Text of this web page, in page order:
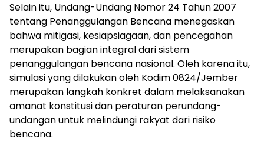
Selain itu, Undang-Undang Nomor 24 Tahun 2007
tentang Penanggulangan Bencana menegaskan
bahwa mitigasi, kesiapsiagaan, dan pencegahan
merupakan bagian integral dari sistem
penanggulangan bencana nasional. Oleh karena itu,
simulasi yang dilakukan oleh Kodim 0824/Jember
merupakan langkah konkret dalam melaksanakan
amanat konstitusi dan peraturan perundang-
undangan untuk melindungi rakyat dari risiko
bencana.